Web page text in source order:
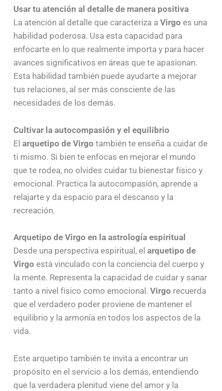
Usar tu atención al detalle de manera positiva
La atención al detalle que caracteriza a Virgo es una
habilidad poderosa. Usa esta capacidad para
enfocarte en lo que realmente importa y para hacer
avances significativos en áreas que te apasionan.
Esta habilidad también puede ayudarte a mejorar
tus relaciones, al ser más consciente de las
necesidades de los demás.
Cultivar la autocompasión y el equilibrio
El arquetipo de Virgo también te enseña a cuidar de
ti mismo. Si bien te enfocas en mejorar el mundo
que te rodea, no olvides cuidar tu bienestar físico y
emocional. Practica la autocompasión, aprende a
relajarte y da espacio para el descanso y la
recreación.
Arquetipo de Virgo en la astrología espiritual
Desde una perspectiva espiritual, el arquetipo de
Virgo está vinculado con la conciencia del cuerpo y
la mente. Representa la capacidad de cuidar y sanar
tanto a nivel físico como emocional. Virgo recuerda
que el verdadero poder proviene de mantener el
equilibrio y la armonía en todos los aspectos de la
vida.
Este arquetipo también te invita a encontrar un
propósito en el servicio a los demás, entendiendo
que la verdadera plenitud viene del amor y la